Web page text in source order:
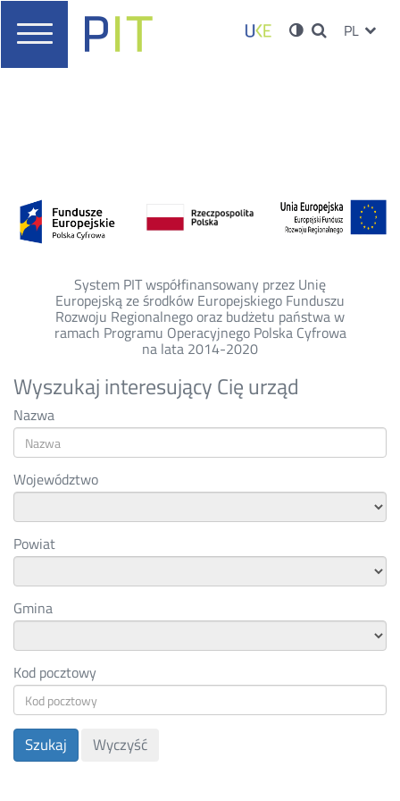
Procedura
zlecenia
powykonawczej,
dla
realizowanej
infrastruktury
telekomunikacyjnej.
Punkt
Informacyjny
ds.
Telekomunikacji
Menu UKEWersja
Wyszukiwarka
PL ZMIEŃ
Konto
System PIT współfinansowany przez Unię
Europejską ze środków Europejskiego Funduszu
Rozwoju Regionalnego oraz budżetu państwa w
ramach Programu Operacyjnego Polska Cyfrowa
na lata 2014-2020
Wyszukaj interesujący Cię urząd
Nazwa
Województwo
Powiat
Gmina
Kod pocztowy
Szukaj Wyczyść